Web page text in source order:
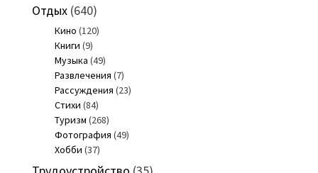
Отдых(640)
Кино (120)
Книги (9)
Музыка (49)
Развлечения (7)
Рассуждения (23)
Стихи (84)
Туризм (268)
Фотография (49)
Хобби (37)